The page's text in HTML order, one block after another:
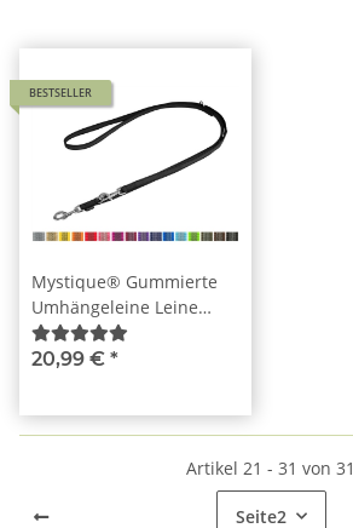
BESTSELLER
Mystique® Gummierte
Umhängeleine Leine
20mm Standard
Karabiner
20,99 € *
Artikel 21 - 31 von 31
Seite2